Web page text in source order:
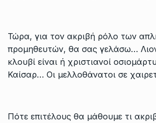
Τώρα, για τον ακριβή ρόλο των
προμηθευτών, θα σας γελάσω…
κλουβί είναι ή χριστιανοί
Καίσαρ… Οι μελλοθάνατοι σε
Πότε επιτέλους θα μάθουμε τι